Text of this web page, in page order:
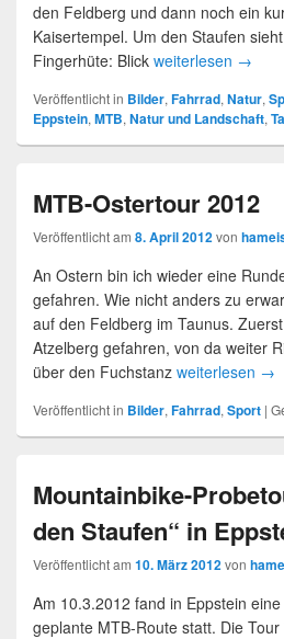
den Feldberg und dann noch ein
Kaisertempel. Um den Staufen
Fingerhüte: Blick weiterlesen →
Veröffentlicht in Bilder, Fahrrad, Natur,
Eppstein, MTB, Natur und Landschaft,
MTB-Ostertour 2012
Veröffentlicht am 8. April 2012von
An Ostern bin ich wieder eine
gefahren. Wie nicht anders zu
auf den Feldberg im Taunus.
Atzelberg gefahren, von da weiter
über den Fuchstanz weiterlesen →
Veröffentlicht in Bilder, Fahrrad, Sport |
Mountainbike-
den Staufen“ in
Veröffentlicht am 10. März 2012von
Am 10.3.2012 fand in Eppstein
geplante MTB-Route statt. Die